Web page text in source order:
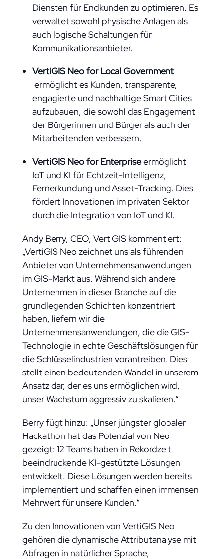
Diensten für Endkunden zu optimieren. Es
verwaltet sowohl physische Anlagen als
auch logische Schaltungen für
Kommunikationsanbieter.
VertiGIS Neo for Local Government
ermöglicht es Kunden, transparente,
engagierte und nachhaltige Smart Cities
aufzubauen, die sowohl das Engagement
der Bürgerinnen und Bürger als auch der
Mitarbeitenden verbessern.
VertiGIS Neo for Enterpriseermöglicht
IoT und KI für Echtzeit-Intelligenz,
Fernerkundung und Asset-Tracking. Dies
fördert Innovationen im privaten Sektor
durch die Integration von IoT und KI.
Andy Berry, CEO, VertiGIS kommentiert:
„VertiGIS Neo zeichnet uns als führenden
Anbieter von Unternehmensanwendungen
im GIS-Markt aus. Während sich andere
Unternehmen in dieser Branche auf die
grundlegenden Schichten konzentriert
haben, liefern wir die
Unternehmensanwendungen, die die GIS-
Technologie in echte Geschäftslösungen für
die Schlüsselindustrien vorantreiben. Dies
stellt einen bedeutenden Wandel in unserem
Ansatz dar, der es uns ermöglichen wird,
unser Wachstum aggressiv zu skalieren.“
Berry fügt hinzu: „Unser jüngster globaler
Hackathon hat das Potenzial von Neo
gezeigt: 12 Teams haben in Rekordzeit
beeindruckende KI-gestützte Lösungen
entwickelt. Diese Lösungen werden bereits
implementiert und schaffen einen immensen
Mehrwert für unsere Kunden.“
Zu den Innovationen von VertiGIS Neo
gehören die dynamische Attributanalyse mit
Abfragen in natürlicher Sprache,